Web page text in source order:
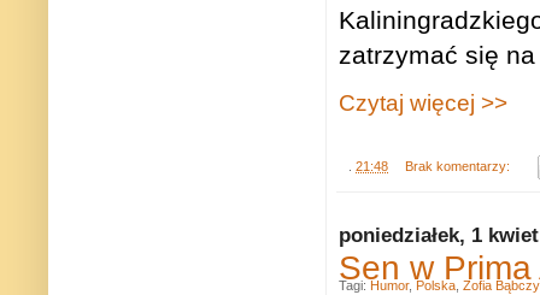
zatrzymać się
Czytaj więcej >>
21:48 Brak komentarzy:
poniedziałek, 1
Sen w Prima
Tagi: Humor, Polska Zofia